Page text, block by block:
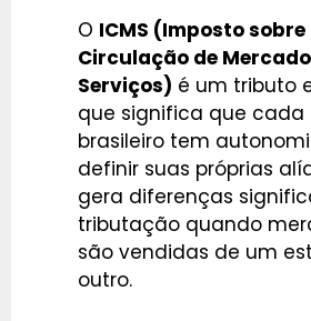
O ICMS (Imposto sobre
Circulação de
Serviços) é um tributo
que significa que cada
brasileiro tem
definir suas próprias
gera diferenças
tributação quando
são vendidas de um
outro.